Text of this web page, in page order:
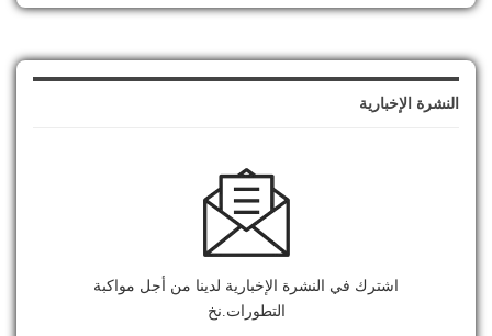
النشرة الإخبارية
اشترك في النشرة الإخبارية لدينا من أجل مواكبة
التطورات.نخ